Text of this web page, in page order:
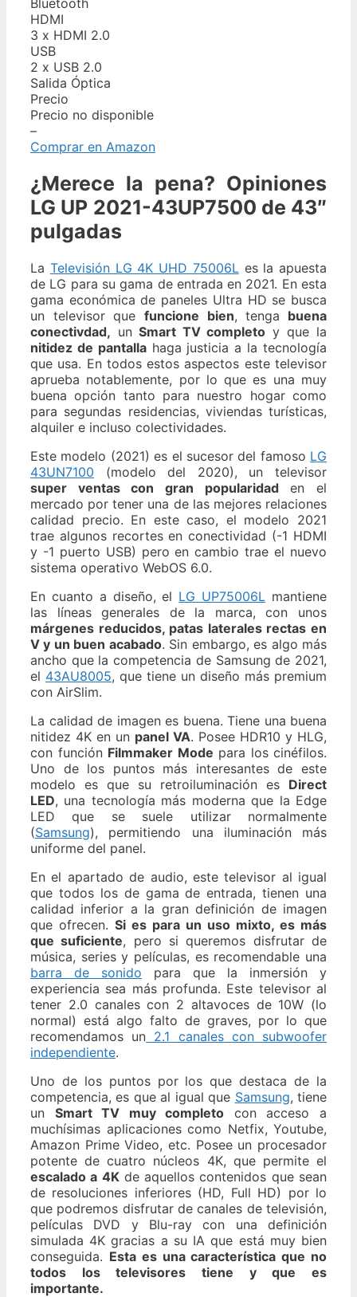
Bluetooth
HDMI
3 x HDMI 2.0
USB
2 x USB 2.0
Salida Óptica
Precio
Precio no disponible
–
Comprar en Amazon
¿Merece la pena? Opiniones
LG UP 2021-43UP7500 de 43″
pulgadas
La Televisión LG 4K UHD 75006L es la apuesta
de LG para su gama de entrada en 2021. En esta
gama económica de paneles Ultra HD se busca
un televisor que funcione bien, tenga buena
conectivdad, unSmart TV completo y que la
nitidez de pantallahaga justicia a la tecnología
que usa. En todos estos aspectos este televisor
aprueba notablemente, por lo que es una muy
buena opción tanto para nuestro hogar como
para segundas residencias, viviendas turísticas,
alquiler e incluso colectividades.
Este modelo (2021) es el sucesor del famoso LG
43UN7100 (modelo del 2020), un televisor
super ventas con gran popularidaden el
mercado por tener una de las mejores relaciones
calidad precio. En este caso, el modelo 2021
trae algunos recortes en conectividad (-1 HDMI
y -1 puerto USB) pero en cambio trae el nuevo
sistema operativo WebOS 6.0.
En cuanto a diseño, el LG UP75006L mantiene
las líneas generales de la marca, con unos
márgenes reducidos, patas laterales rectas en
V y un buen acabado. Sin embargo, es algo más
ancho que la competencia de Samsung de 2021,
el 43AU8005, que tiene un diseño más premium
con AirSlim.
La calidad de imagen es buena. Tiene una buena
nitidez 4K en un panel VA. Posee HDR10 y HLG,
con función Filmmaker Mode para los cinéfilos.
Uno de los puntos más interesantes de este
modelo es que su retroiluminación es Direct
LED, una tecnología más moderna que la Edge
LED que se suele utilizar normalmente
(Samsung), permitiendo una iluminación más
uniforme del panel.
En el apartado de audio, este televisor al igual
que todos los de gama de entrada, tienen una
calidad inferior a la gran definición de imagen
que ofrecen. Si es para un uso mixto, es más
que suficiente, pero si queremos disfrutar de
música, series y películas, es recomendable una
barra de sonido para que la inmersión y
experiencia sea más profunda. Este televisor al
tener 2.0 canales con 2 altavoces de 10W (lo
normal) está algo falto de graves, por lo que
recomendamos un 2.1 canales con subwoofer
independiente.
Uno de los puntos por los que destaca de la
competencia, es que al igual que Samsung, tiene
un Smart TV muy completo con acceso a
muchísimas aplicaciones como Netfix, Youtube,
Amazon Prime Video, etc. Posee un procesador
potente de cuatro núcleos 4K, que permite el
escalado a 4Kde aquellos contenidos que sean
de resoluciones inferiores (HD, Full HD) por lo
que podremos disfrutar de canales de televisión,
películas DVD y Blu-ray con una definición
simulada 4K gracias a su IA que está muy bien
conseguida. Esta es una característica que no
todos los televisores tiene y que es
importante.